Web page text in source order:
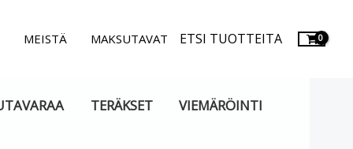
MEISTÄ MAKSUTAVAT ETSI TUOTTEITA
TERÄKSET VIEMÄRÖINTI